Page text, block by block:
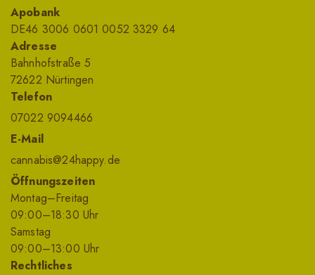
Apobank
DE46 3006 0601 0052 3329 64
Adresse
Bahnhofstraße 5
72622 Nürtingen
Telefon
07022 9094466
E-Mail
cannabis@24happy.de
Öffnungszeiten
Montag–Freitag
09:00–18:30 Uhr
Samstag
09:00–13:00 Uhr
Rechtliches